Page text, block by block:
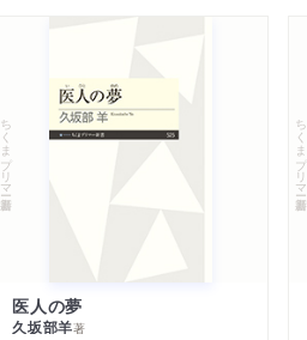
ちくまプリマー新書
医人の夢
久坂部羊著
ちくまプリマー新書